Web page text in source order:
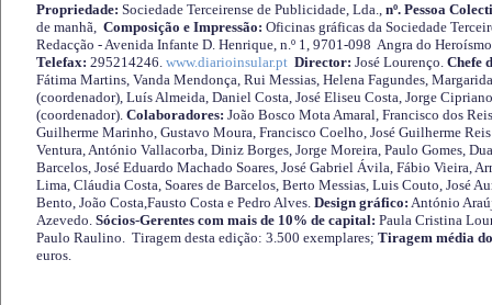
Propriedade: Sociedade Terceirense de Publicidade, Lda., nº. Pessoa
de manhã, Composição e Impressão: Oficinas gráficas da Sociedade
Redacção - Avenida Infante D. Henrique, n.º 1, 9701-098 Angra do
Telefax: 295214246. www.diarioinsular.pt Director: José Lourenço. Chefe
Fátima Martins, Vanda Mendonça, Rui Messias, Helena Fagundes,
(coordenador), Luís Almeida, Daniel Costa, José Eliseu Costa, Jorge
(coordenador). Colaboradores: João Bosco Mota Amaral, Francisco dos
Guilherme Marinho, Gustavo Moura, Francisco Coelho, José Guilherme
Ventura, António Vallacorba, Diniz Borges, Jorge Moreira, Paulo Gomes,
Barcelos, José Eduardo Machado Soares, José Gabriel Ávila, Fábio Vieira,
Lima, Cláudia Costa, Soares de Barcelos, Berto Messias, Luis Couto, José
Bento, João Costa,Fausto Costa e Pedro Alves. Design gráfico: António
Azevedo. Sócios-Gerentes com mais de 10% de capital: Paula Cristina
Paulo Raulino. Tiragem desta edição: 3.500 exemplares; Tiragem média
euros.